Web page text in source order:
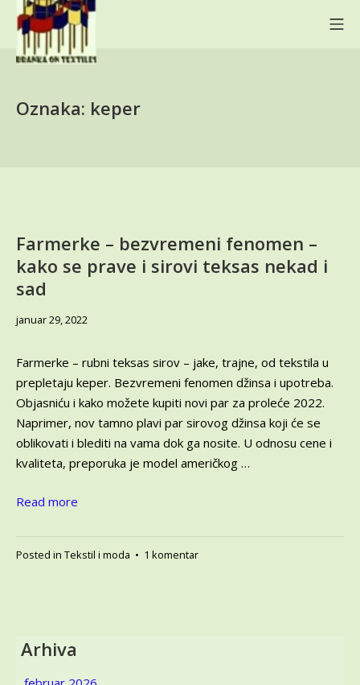
content
Oznaka: keper
Farmerke – bezvremeni fenomen –
kako se prave i sirovi teksas nekad i
sad
januar 29, 2022
Farmerke – rubni teksas sirov – jake, trajne, od tekstila u
prepletaju keper. Bezvremeni fenomen džinsa i upotreba.
Objasniću i kako možete kupiti novi par za proleće 2022.
Naprimer, nov tamno plavi par sirovog džinsa koji će se
oblikovati i blediti na vama dok ga nosite. U odnosu cene i
kvaliteta, preporuka je model američkog …
Read more
Posted in Tekstil i moda • 1 komentarna
Arhiva